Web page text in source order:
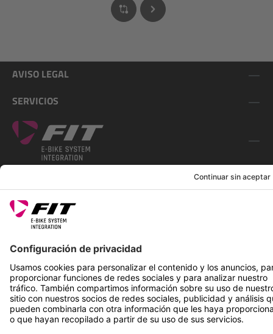
AVISO LEGAL
SERVICIOS
SÍGUENOS EN
*Precio de venta recomendado incl. IVA más gastos de envío
Rotax Bike Technology AG © 2025